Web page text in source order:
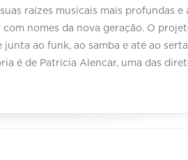
raízes musicais mais profundas e
nomes da nova geração. O
ao funk, ao samba e até ao
é de Patrícia Alencar, uma das